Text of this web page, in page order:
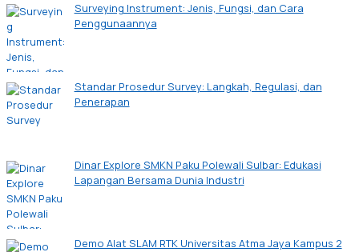
Surveying Instrument: Jenis, Fungsi, dan Cara
Penggunaannya
Standar Prosedur Survey: Langkah, Regulasi, dan
Penerapan
Dinar Explore SMKN Paku Polewali Sulbar: Edukasi
Lapangan Bersama Dunia Industri
Demo Alat SLAM RTK Universitas Atma Jaya Kampus 2